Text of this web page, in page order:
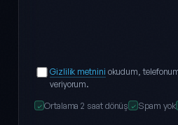
Gizlilik metnini okudum,
veriyorum.
✓ Ortalama 2 saat dönüş ✓ Spam yok